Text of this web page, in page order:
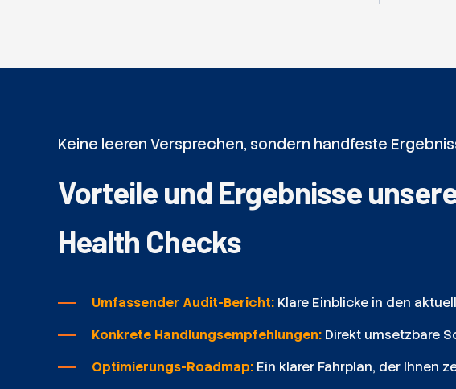
Keine leeren Versprechen, sondern handfeste
Vorteile und Ergebnisse
Health Checks
Umfassender Audit-Bericht: Klare Einblicke in den
Konkrete Handlungsempfehlungen: Direkt umsetzbare
Optimierungs-Roadmap: Ein klarer Fahrplan, der Ihnen